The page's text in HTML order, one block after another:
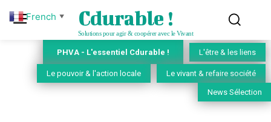
Cdurable !
Solutions pour agir & coopérer avec le Vivant
PHVA - L'essentiel Cdurable ! L'être & les liens
Le pouvoir & l'action locale Le vivant & refaire société
News Sélection
French ▼